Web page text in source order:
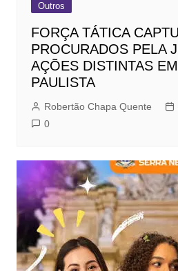
Outros
FORÇA TÁTICA
PROCURADOS PELA
AÇÕES DISTINTAS
PAULISTA
Robertão Chapa Quente
0